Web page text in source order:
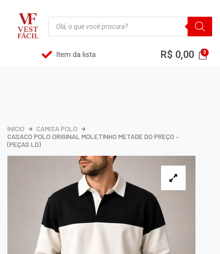
Item da lista R$ 0,00
INÍCIO
CAMISA POLO
CASACO POLO ORIGINAL MOLETINHO METADE DO PREÇO –
(PEÇAS LD)